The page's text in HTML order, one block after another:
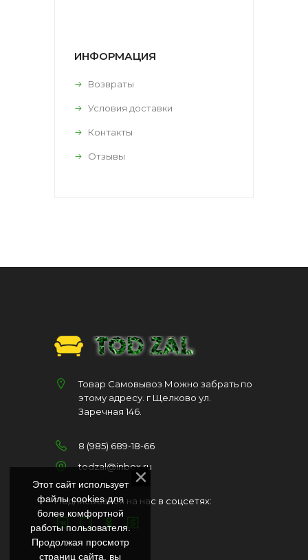
ИНФОРМАЦИЯ
Возвраты
Условия доставки
Контакты
Отзывы
Товар Самовывоз Можно забрать по
этому адресу. г Щелково ул.
Заречная 146.
8 (985) 689-18-66
todzal@inbox.ru
Подписывайся на нас в соцсетях:
Этот сайт использует
файлы cookies для
более комфортной
работы пользователя.
Продолжая просмотр
страниц сайта, вы